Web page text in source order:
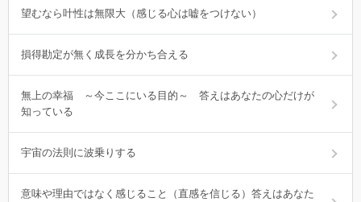
望むなら叶性は無限大（感じる心は嘘をつけない）
損得勘定が無く成長を分かち合える
無上の幸福 ～今ここにいる目的～ 答えはあなたの心だけが
知っている
宇宙の法則に波乗りする
意味や理由ではなく感じること（直感を信じる）答えはあなた